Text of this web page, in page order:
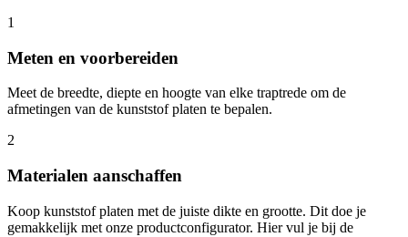
1
Meten en voorbereiden
Meet de breedte, diepte en hoogte van elke traptrede om de
afmetingen van de kunststof platen te bepalen.
2
Materialen aanschaffen
Koop kunststof platen met de juiste dikte en grootte. Dit doe je
gemakkelijk met onze productconfigurator. Hier vul je bij de